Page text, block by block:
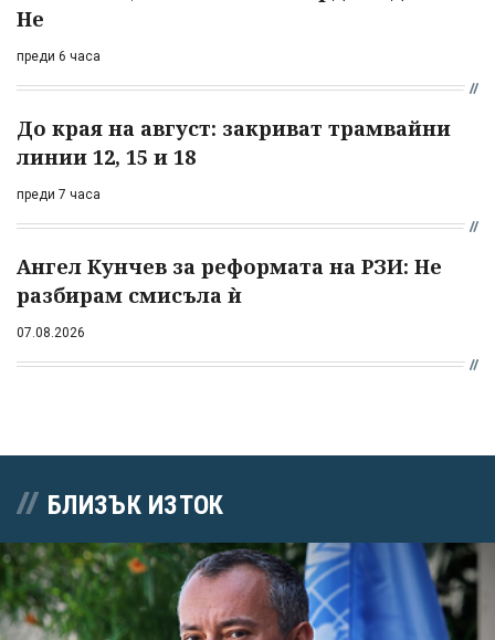
Не
преди 6 часа
До края на август: закриват трамвайни
линии 12, 15 и 18
преди 7 часа
Ангел Кунчев за реформата на РЗИ: Не
разбирам смисъла ѝ
07.08.2026
БЛИЗЪК ИЗТОК